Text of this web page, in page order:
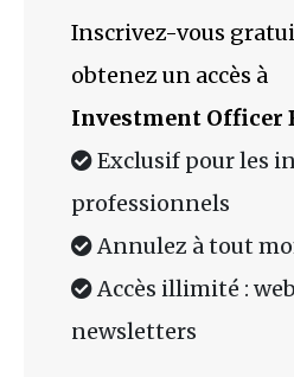
Inscrivez-vous
obtenez un accès à
Investment Officer
Exclusif pour les
professionnels
Annulez à tout
Accès illimité :
newsletters